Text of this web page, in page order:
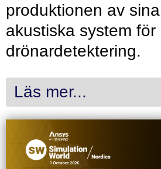
produktionen av
akustiska system för
drönardetektering.
Läs mer...